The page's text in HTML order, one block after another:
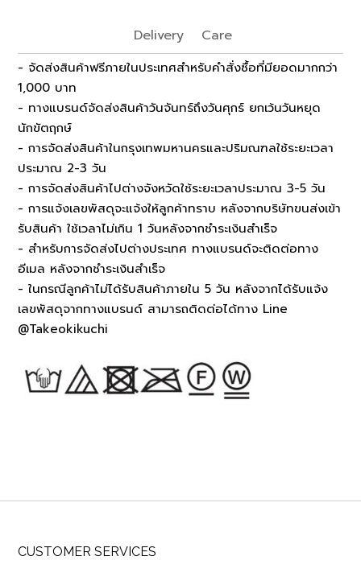
Delivery Care
- จัดส่งสินค้าฟรีภายในประเทศสำหรับคำสั่งซื้อที่มียอดมากกว่า
1,000 บาท
- ทางแบรนด์จัดส่งสินค้าวันจันทร์ถึงวันศุกร์ ยกเว้นวันหยุด
นักขัตฤกษ์
- การจัดส่งสินค้าในกรุงเทพมหานครและปริมณฑลใช้ระยะเวลา
ประมาณ 2-3 วัน
- การจัดส่งสินค้าไปต่างจังหวัดใช้ระยะเวลาประมาณ 3-5 วัน
- การแจ้งเลขพัสดุจะแจ้งให้ลูกค้าทราบ หลังจากบริษัทขนส่งเข้า
รับสินค้า ใช้เวลาไม่เกิน 1 วันหลังจากชำระเงินสำเร็จ
- สำหรับการจัดส่งไปต่างประเทศ ทางแบรนด์จะติดต่อทาง
อีเมล หลังจากชำระเงินสำเร็จ
- ในกรณีลูกค้าไม่ได้รับสินค้าภายใน 5 วัน หลังจากได้รับแจ้ง
เลขพัสดุจากทางแบรนด์ สามารถติดต่อได้ทาง Line
@Takeokikuchi
CUSTOMER SERVICES